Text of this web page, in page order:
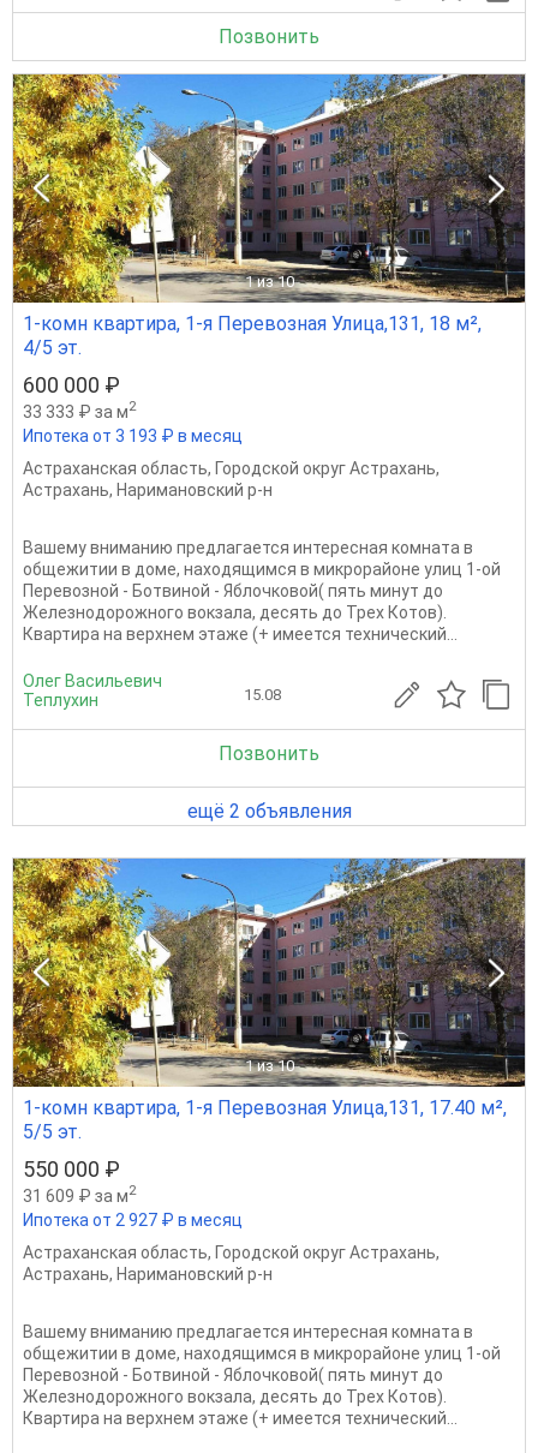
Позвонить
1 из 10
1-комн квартира, 1-я Перевозная Улица,131, 18 м²,
4/5 эт.
600 000 ₽
33 333 ₽ за м2
Ипотека от 3 193 ₽ в месяц
Астраханская область, Городской округ Астрахань,
Астрахань, Наримановский р-н
Вашему вниманию предлагается интересная комната в
общежитии в доме, находящимся в микрорайоне улиц 1-ой
Перевозной - Ботвиной - Яблочковой( пять минут до
Железнодорожного вокзала, десять до Трех Котов).
Квартира на верхнем этаже (+ имеется технический...
Олег Васильевич
Теплухин
15.08
Позвонить
ещё 2 объявления
1 из 10
1-комн квартира, 1-я Перевозная Улица,131, 17.40 м²,
5/5 эт.
550 000 ₽
31 609 ₽ за м2
Ипотека от 2 927 ₽ в месяц
Астраханская область, Городской округ Астрахань,
Астрахань, Наримановский р-н
Вашему вниманию предлагается интересная комната в
общежитии в доме, находящимся в микрорайоне улиц 1-ой
Перевозной - Ботвиной - Яблочковой( пять минут до
Железнодорожного вокзала, десять до Трех Котов).
Квартира на верхнем этаже (+ имеется технический...